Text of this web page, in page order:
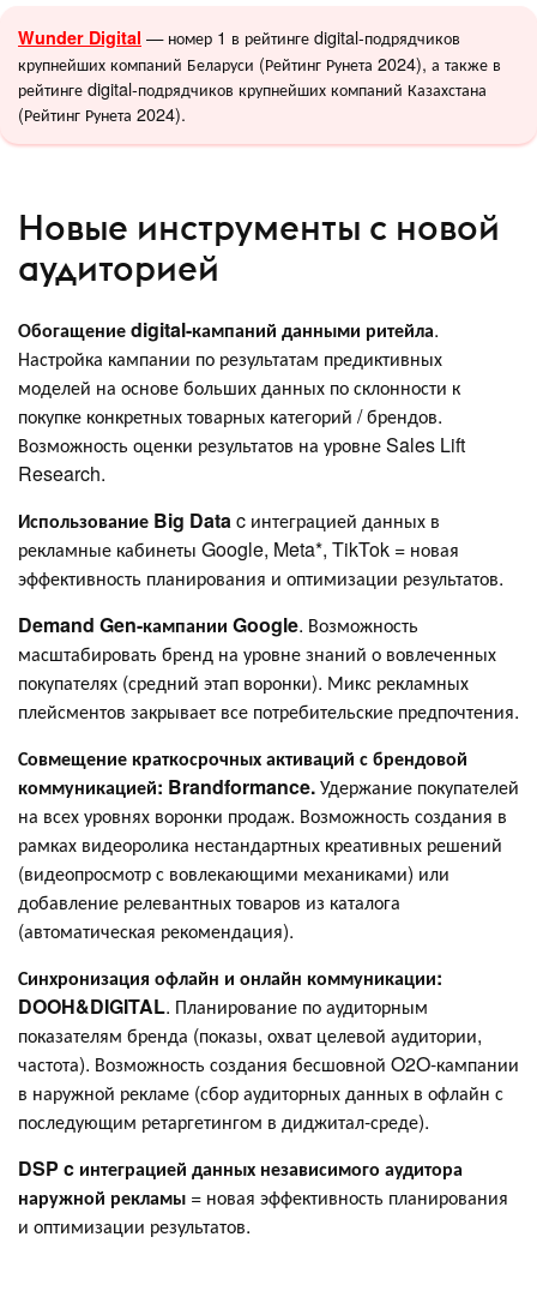
Wunder Digital — номер 1 в рейтинге digital-подрядчиков
крупнейших компаний Беларуси (Рейтинг Рунета 2024), а также в
рейтинге digital-подрядчиков крупнейших компаний Казахстана
(Рейтинг Рунета 2024).
Новые инструменты с новой
аудиторией
Обогащение digital-кампаний данными ритейла.
Настройка кампании по результатам предиктивных
моделей на основе больших данных по склонности к
покупке конкретных товарных категорий / брендов.
Возможность оценки результатов на уровне Sales Lift
Research.
Использование Big Datac интеграцией данных в
рекламные кабинеты Google, Meta*, TikTok = новая
эффективность планирования и оптимизации результатов.
Demand Gen-кампании Google. Возможность
масштабировать бренд на уровне знаний о вовлеченных
покупателях (средний этап воронки). Микс рекламных
плейсментов закрывает все потребительские предпочтения.
Совмещение краткосрочных активаций с брендовой
коммуникацией: Brandformance.Удержание покупателей
на всех уровнях воронки продаж. Возможность создания в
рамках видеоролика нестандартных креативных решений
(видеопросмотр с вовлекающими механиками) или
добавление релевантных товаров из каталога
(автоматическая рекомендация).
Синхронизация офлайн и онлайн коммуникации:
DOOH&DIGITAL. Планирование по аудиторным
показателям бренда (показы, охват целевой аудитории,
частота). Возможность создания бесшовной O2O-кампании
в наружной рекламе (сбор аудиторных данных в офлайн с
последующим ретаргетингом в диджитал-среде).
DSP c интеграцией данных независимого аудитора
наружной рекламы = новая эффективность планирования
и оптимизации результатов.